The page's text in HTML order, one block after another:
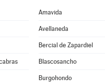
Amavida
Avellaneda
Bercial de Zapardiel
Blascosancho
Burgohondo